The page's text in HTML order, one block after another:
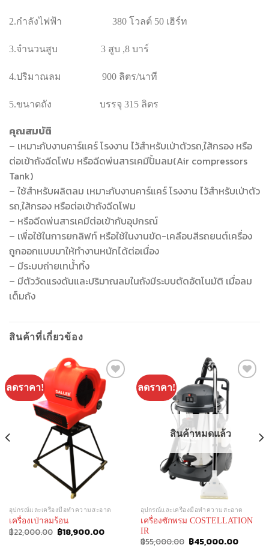
2.กำลังไฟฟ้า 380 โวลต์ 50 เฮิร์ท
3.จำนวนสูบ 3 สูบ ,8 บาร์
4.ปริมาณลม 900 ลิตร/นาที
5.ขนาดถัง บรรจุ 315 ลิตร
คุณสมบัติ
– เหมาะกับงานคาร์แคร์ โรงงาน ไว้สำหรับเป่าตัวรถ,ใส้กรอง หรือ
ต่อเข้าถังฉีดโฟม หรือฉีดพ่นสารเคมีปั้มลม(Air compressors
Tank)
– ใช้สำหรับผลิตลม เหมาะกับงานคาร์แคร์ โรงงาน ไว้สำหรับเป่าตัว
รถ,ใส้กรอง หรือต่อเข้าถังฉีดโฟม
– หรือฉีดพ่นสารเคมีต่อเข้ากับอุปกรณ์
– เพื่อใช้ในการยกลิฟท์ หรือใช้ในงานขัด-เคลือบสีรถยนต์เครื่อง
ถูกออกแบบมาให้ทำงานหนักได้ต่อเนื่อง
– มีระบบถ่ายเทน้ำทิ้ง
– มีตัววัดแรงดันและปริมาณลมในถังมีระบบตัดอัตโนมัติ เมื่อลม
เต็มถัง
สินค้าที่เกี่ยวข้อง
ลดราคา!
Add to
Wishlist
อุปกรณ์และเครื่องมือทำความสะอาด
เครื่องเป่าลมร้อน
฿22,000.00 Original
price
฿18,900.00Current
ลดราคา!
สินค้าหมดแล้ว
อุปกรณ์และเครื่องมือทำความสะอาด
เครื่องซักพรม COSTELLATION
IR
฿55,000.00 Original
฿45,000.00Current